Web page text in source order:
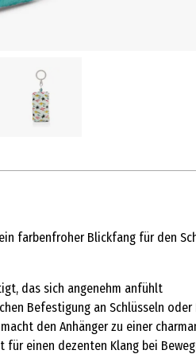
farbenfroher Blickfang für den
das sich angenehm anfühlt
Befestigung an Schlüsseln oder
den Anhänger zu einer
für einen dezenten Klang bei